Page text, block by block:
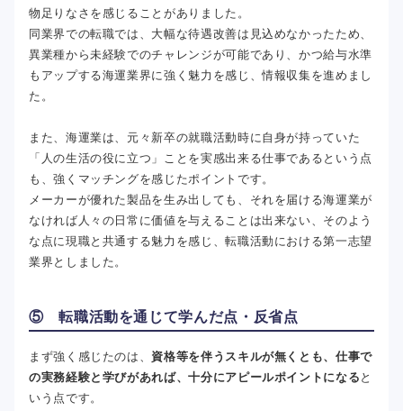
物足りなさを感じることがありました。
同業界での転職では、大幅な待遇改善は見込めなかったため、
異業種から未経験でのチャレンジが可能であり、かつ給与水準
もアップする海運業界に強く魅力を感じ、情報収集を進めまし
た。
また、海運業は、元々新卒の就職活動時に自身が持っていた
「人の生活の役に立つ」ことを実感出来る仕事であるという点
も、強くマッチングを感じたポイントです。
メーカーが優れた製品を生み出しても、それを届ける海運業が
なければ人々の日常に価値を与えることは出来ない、そのよう
な点に現職と共通する魅力を感じ、転職活動における第一志望
業界としました。
⑤ 転職活動を通じて学んだ点・反省点
まず強く感じたのは、 資格等を伴うスキルが無くとも、仕事で
の実務経験と学びがあれば、十分にアピールポイントになる と
いう点です。